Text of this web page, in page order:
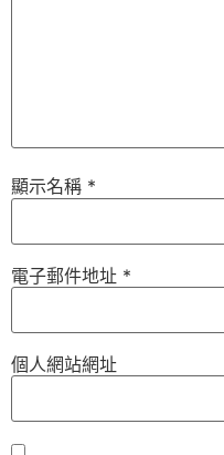
顯示名稱 *
電子郵件地址 *
個人網站網址